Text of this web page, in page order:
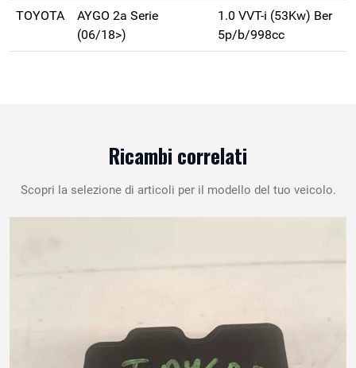
TOYOTA
AYGO 2a Serie
(06/18>)
1.0 VVT-i (53Kw) Ber
5p/b/998cc
Ricambi correlati
Scopri la selezione di articoli per il modello del tuo veicolo.